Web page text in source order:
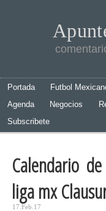
Portada Futbol
Agenda
Negocios
Subscribete
Calendario
liga mx
17.Feb.17